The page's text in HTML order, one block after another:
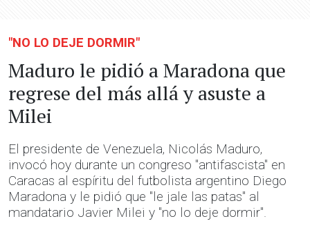
"NO LO DEJE DORMIR"
Maduro le pidió a Maradona que
regrese del más allá y asuste a
Milei
El presidente de Venezuela, Nicolás Maduro,
invocó hoy durante un congreso "antifascista" en
Caracas al espíritu del futbolista argentino Diego
Maradona y le pidió que "le jale las patas" al
mandatario Javier Milei y "no lo deje dormir".